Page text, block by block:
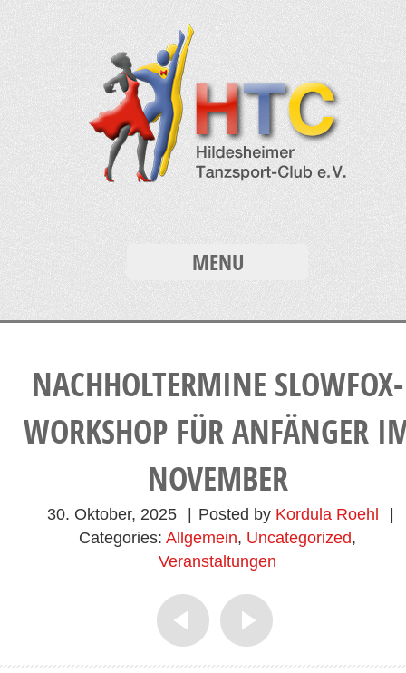
MENU
NACHHOLTERMINE SLOWFOX-
WORKSHOP FÜR ANFÄNGER
NOVEMBER
30. Oktober, 2025 Posted by Kordula Roehl
Categories: Allgemein, Uncategorized,
Veranstaltungen